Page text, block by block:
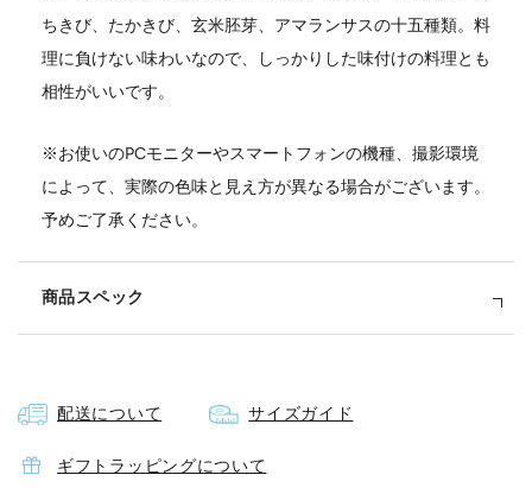
ちきび、たかきび、玄米胚芽、アマランサスの十五種類。料
理に負けない味わいなので、しっかりした味付けの料理とも
相性がいいです。
※お使いのPCモニターやスマートフォンの機種、撮影環境
によって、実際の色味と見え方が異なる場合がございます。
予めご了承ください。
商品スペック
画像参照
内容量
配送について サイズガイド
ギフトラッピングについて